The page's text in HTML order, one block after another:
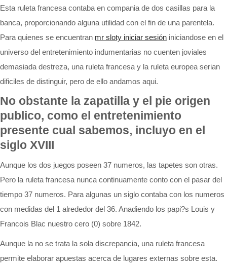
Esta ruleta francesa contaba en compania de dos casillas para la
banca, proporcionando alguna utilidad con el fin de una parentela.
Para quienes se encuentran mr sloty iniciar sesión iniciandose en el
universo del entretenimiento indumentarias no cuenten joviales
demasiada destreza, una ruleta francesa y la ruleta europea serian
dificiles de distinguir, pero de ello andamos aqui.
No obstante la zapatilla y el pie origen
publico, como el entretenimiento
presente cual sabemos, incluyo en el
siglo XVIII
Aunque los dos juegos poseen 37 numeros, las tapetes son otras.
Pero la ruleta francesa nunca continuamente conto con el pasar del
tiempo 37 numeros. Para algunas un siglo contaba con los numeros
con medidas del 1 alrededor del 36. Anadiendo los papi?s Louis y
Francois Blac nuestro cero (0) sobre 1842.
Aunque la no se trata la sola discrepancia, una ruleta francesa
permite elaborar apuestas acerca de lugares externas sobre esta.